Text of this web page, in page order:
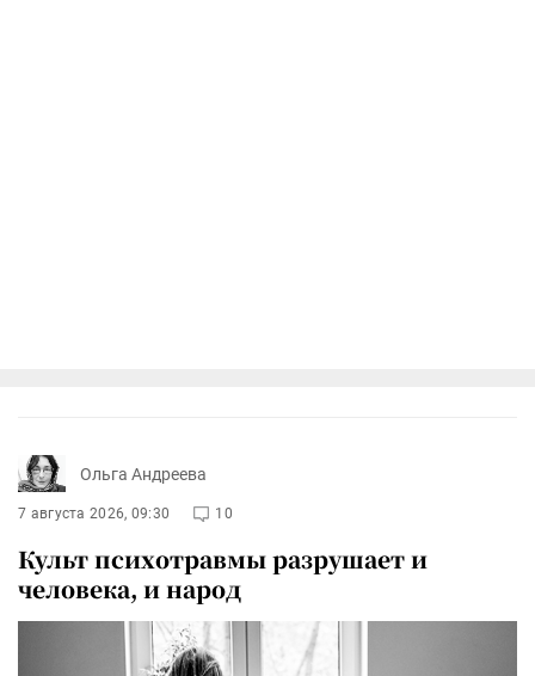
Ольга Андреева
7 августа 2026, 09:30 10
Культ психотравмы разрушает и
человека, и народ